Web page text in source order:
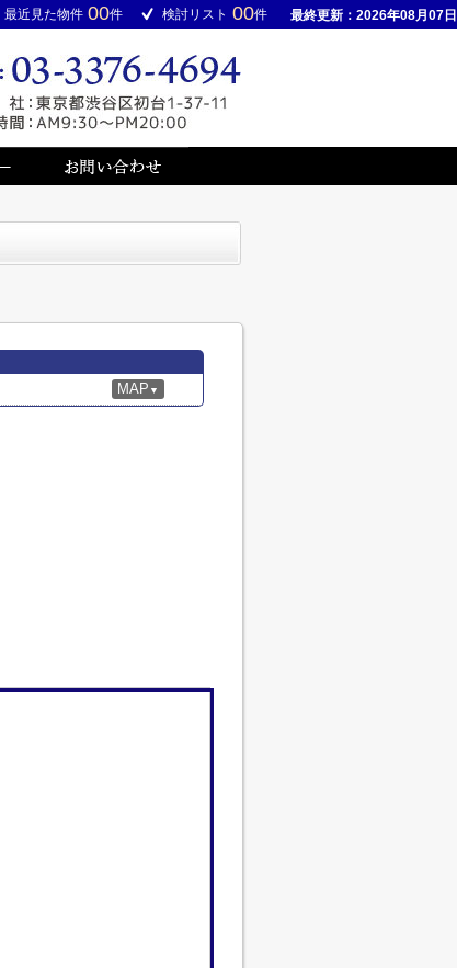
最近見た物件 00件 検討リスト 00件 最終更新：2026年08月07日
MAP ▼